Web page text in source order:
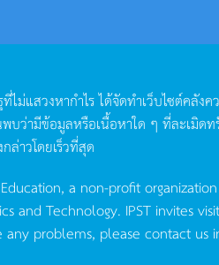
ไม่แสวงหากำไรได้จัดทำเว็บไซต์คลังค
บว่ามีข้อมูลหรือเนื้อหาใด ๆ ที่ละเมิด
ล่าวโดยเร็วที่สุด
a non-profit
and Technology. IPST invites
problems, please contact us